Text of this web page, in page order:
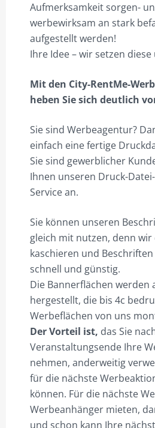
Aufmerksamkeit sorgen-
werbewirksam an stark
aufgestellt werden!
Ihre Idee – wir setzen diese
Mit den City-RentMe-
heben Sie sich deutlich
Sie sind Werbeagentur?
einfach eine fertige
Sie sind gewerblicher
Ihnen unseren Druck-
Service an.
Sie können unseren
gleich mit nutzen, denn wir
kaschieren und
schnell und günstig.
Die Bannerflächen werden
hergestellt, die bis 4c
Werbeflächen von uns
Der Vorteil ist, das Sie
Veranstaltungsende Ihre
nehmen, anderweitig
für die nächste
können. Für die nächste
Werbeanhänger mieten,
und schon kann Ihre